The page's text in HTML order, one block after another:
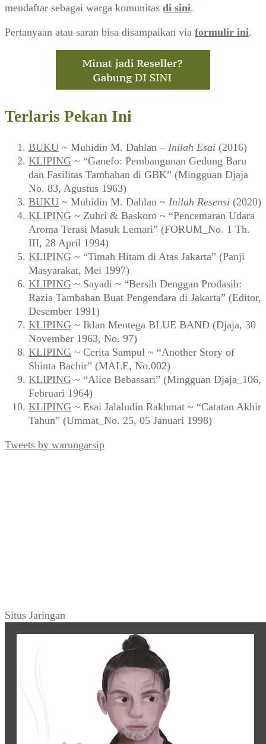
mendaftar sebagai warga komunitas di sini.
Pertanyaan atau saran bisa disampaikan via formulir ini.
Terlaris Pekan Ini
BUKU ~ Muhidin M. Dahlan – Inilah Esai (2016)
KLIPING ~ “Ganefo: Pembangunan Gedung Baru
dan Fasilitas Tambahan di GBK” (Mingguan Djaja
No. 83, Agustus 1963)
BUKU ~ Muhidin M. Dahlan ~ Inilah Resensi (2020)
KLIPING ~ Zuhri & Baskoro ~ “Pencemaran Udara
Aroma Terasi Masuk Lemari” (FORUM_No. 1 Th.
III, 28 April 1994)
KLIPING ~ “Timah Hitam di Atas Jakarta” (Panji
Masyarakat, Mei 1997)
KLIPING ~ Sayadi ~ “Bersih Denggan Prodasih:
Razia Tambahan Buat Pengendara di Jakarta” (Editor,
Desember 1991)
KLIPING ~ Iklan Mentega BLUE BAND (Djaja, 30
November 1963, No. 97)
KLIPING ~ Cerita Sampul ~ “Another Story of
Shinta Bachir” (MALE, No.002)
KLIPING ~ “Alice Bebassari” (Mingguan Djaja_106,
Februari 1964)
KLIPING ~ Esai Jalaludin Rakhmat ~ “Catatan Akhir
Tahun” (Ummat_No. 25, 05 Januari 1998)
Tweets by warungarsip
Situs Jaringan